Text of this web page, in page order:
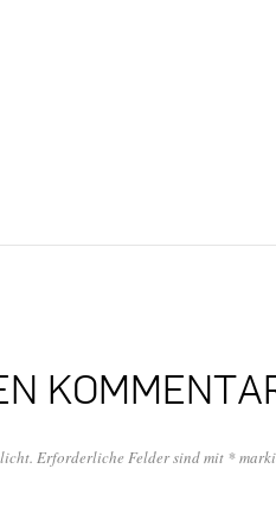
Erforderliche Felder sind mit *